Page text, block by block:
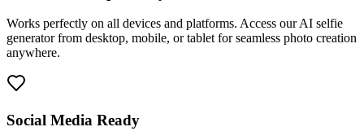
Works perfectly on all devices and platforms. Access our AI selfie
generator from desktop, mobile, or tablet for seamless photo creation
anywhere.
Social Media Ready